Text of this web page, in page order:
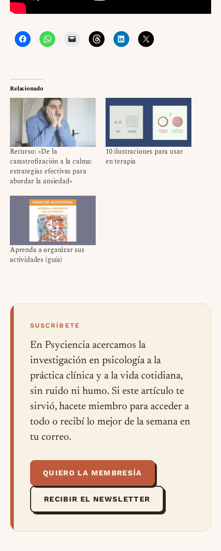
Relacionado
Recurso: «De la
catastrofización a la calma:
estrategias efectivas para
abordar la ansiedad»
10 ilustraciones para usar
en terapia
Aprenda a organizar sus
actividades (guía)
SUSCRÍBETE
En Psyciencia acercamos la
investigación en psicología a la
práctica clínica y a la vida cotidiana,
sin ruido ni humo. Si este artículo te
sirvió, hacete miembro para acceder a
todo o recibí lo mejor de la semana en
tu correo.
QUIERO LA MEMBRESÍA
RECIBIR EL NEWSLETTER